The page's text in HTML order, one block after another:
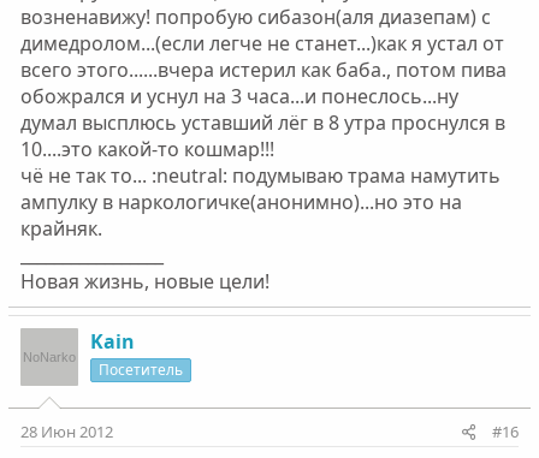
возненавижу! попробую сибазон(аля диазепам) с
димедролом...(если легче не станет...)как я устал от
всего этого......вчера истерил как баба., потом пива
обожрался и уснул на 3 часа...и понеслось...ну
думал высплюсь уставший лёг в 8 утра проснулся в
10....это какой-то кошмар!!!
чё не так то... :neutral: подумываю трама намутить
ампулку в наркологичке(анонимно)...но это на
крайняк.
Новая жизнь, новые цели!
Kain
Посетитель
28 Июн 2012 #16